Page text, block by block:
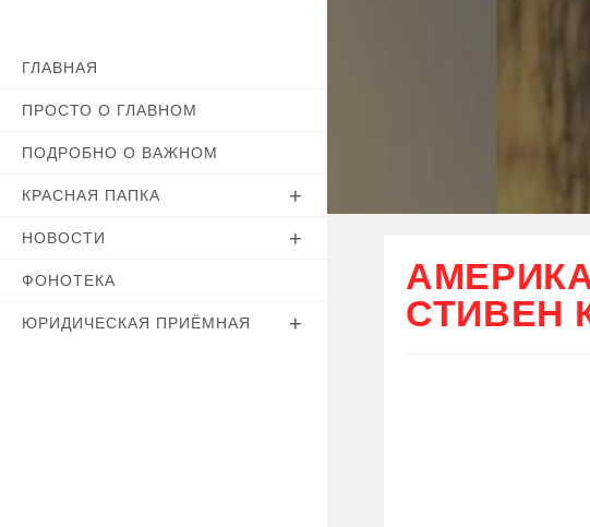
ГЛАВНАЯ
ПРОСТО О ГЛАВНОМ
ПОДРОБНО О ВАЖНОМ
КРАСНАЯ ПАПКА
НОВОСТИ
ФОНОТЕКА
ЮРИДИЧЕСКАЯ ПРИЁМНАЯ
СТИВЕН